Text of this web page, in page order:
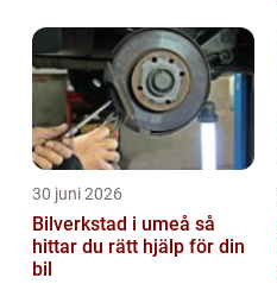
30 juni 2026
Bilverkstad i umeå så
hittar du rätt hjälp för din
bil